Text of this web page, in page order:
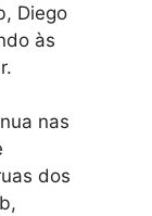
Diego
às
nas
dos